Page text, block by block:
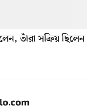
তাঁরা সক্রিয় ছিলেন